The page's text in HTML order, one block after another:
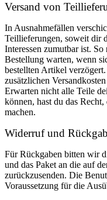
Versand von
In Ausnahmefällen
Teillieferungen, soweit dir
Interessen zumutbar ist.
Bestellung warten, wenn
bestellten Artikel
zusätzlichen
Erwarten nicht alle Teile
können, hast du das
machen.
Widerruf und
Für Rückgaben bitten wir
und das Paket an die auf
zurückzusenden. Die
Voraussetzung für die